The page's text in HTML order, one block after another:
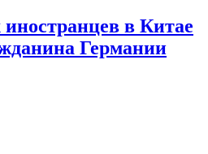
иностранцев в Китае
Германии